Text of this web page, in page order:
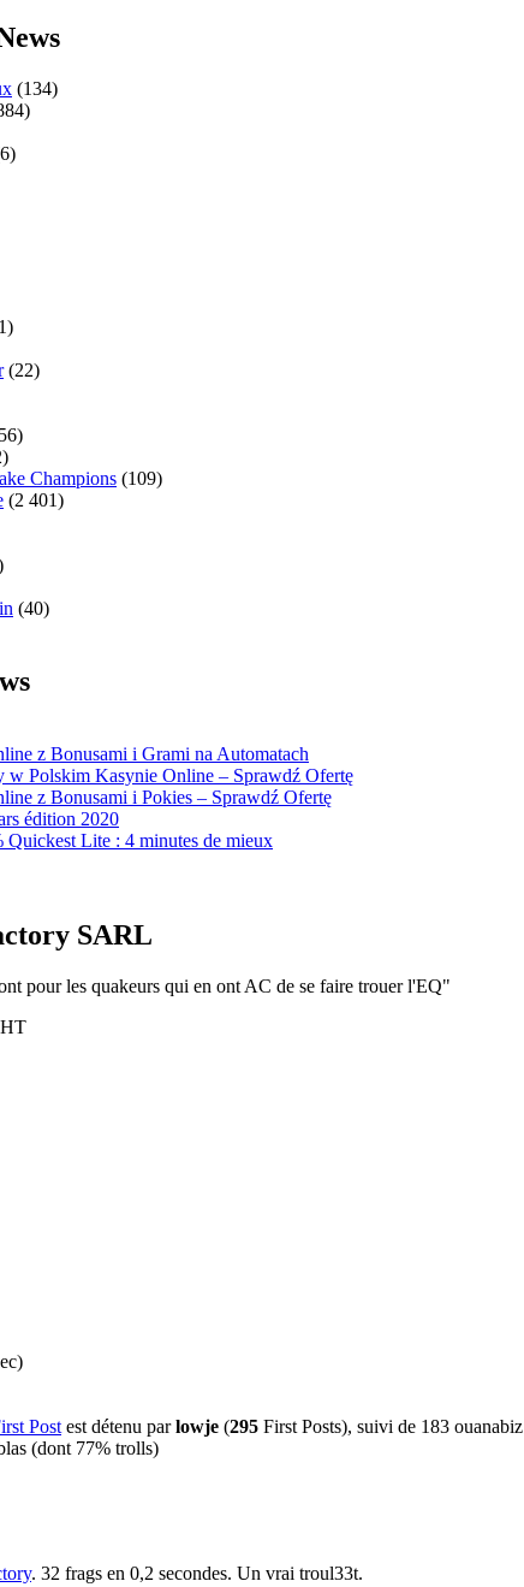
(134)
(22)
Champions (109)
(2 401)
(40)
z Bonusami i Grami na Automatach
w Polskim Kasynie Online – Sprawdź Ofertę
z Bonusami i Pokies – Sprawdź Ofertę
édition 2020
Quickest Lite : 4 minutes de mieux
SARL
pour les quakeurs qui en ont AC de se faire trouer l'EQ"
Post est détenu parlowje (295 First Posts), suivi de 183 ouanabiz
(dont 77% trolls)
. 32 frags en 0,2 secondes. Un vrai troul33t.